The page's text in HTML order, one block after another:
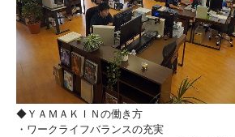
◆ＹＡＭＡＫＩＮの働き方
・ワークライフバランスの充実